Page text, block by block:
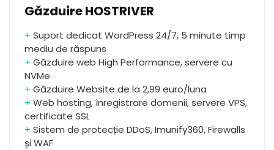
Găzduire HOSTRIVER
+ Suport dedicat WordPress 24/7, 5 minute timp
mediu de răspuns
+ Găzduire web High Performance, servere cu
NVMe
+ Găzduire Website de la 2,99 euro/luna
+ Web hosting, înregistrare domenii, servere VPS,
certificate SSL
+ Sistem de protecție DDoS, Imunify360, Firewalls
și WAF